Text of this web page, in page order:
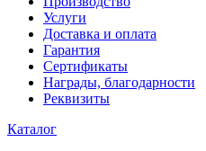
Услуги
Доставка и оплата
Гарантия
Сертификаты
Награды, благодарности
Реквизиты
Каталог